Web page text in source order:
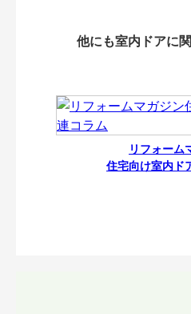
他にも室内ドアに
リフォーム
住宅向け室内ド